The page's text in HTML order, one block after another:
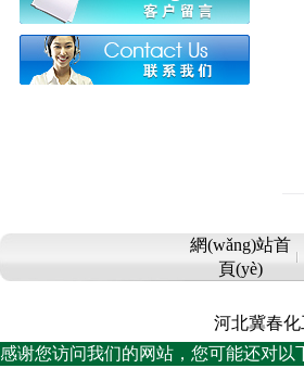
網(wǎng)站首
頁(yè)
河北冀春化
感谢您访问我们的网站，您可能还对以